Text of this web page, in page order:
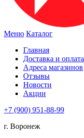
Меню Каталог
Главная
Доставка и оплата
Адреса магазинов
Отзывы
Новости
Акции
+7 (900) 951-88-99
г. Воронеж